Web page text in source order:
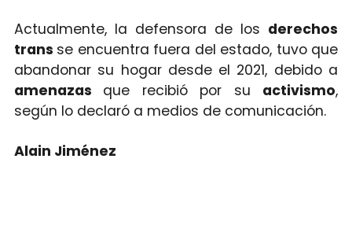
Actualmente, la defensora de los derechos
trans se encuentra fuera del estado, tuvo que
abandonar su hogar desde el 2021, debido a
amenazas que recibió por su activismo,
según lo declaró a medios de comunicación.
Alain Jiménez